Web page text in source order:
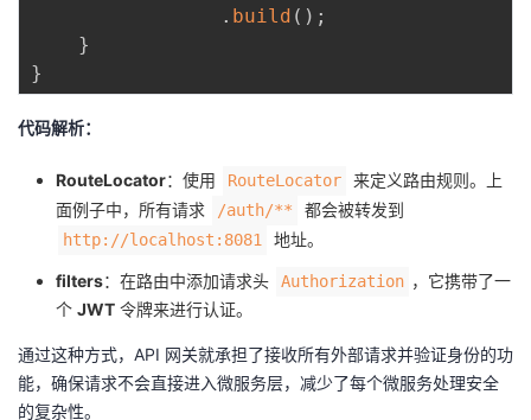
. build ( ) ;
}
}
代码解析：
RouteLocator：使用 RouteLocator
来定义路由规则。上
面例子中，所有请求
/auth/** 都会被转发到
http://localhost:8081 地址。
filters：在路由中添加请求头 Authorization ，它携带了一
个 JWT 令牌来进行认证。
通过这种方式，API 网关就承担了接收所有外部请求并验证身份的功
能，确保请求不会直接进入微服务层，减少了每个微服务处理安全
的复杂性。